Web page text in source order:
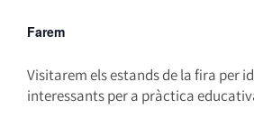
Farem
Visitarem els estands de la fira per
interessants per a pràctica